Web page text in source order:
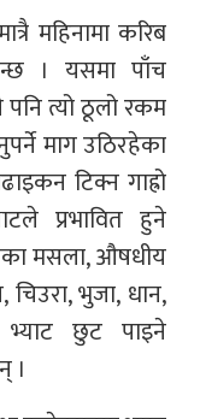
महिनामा करिब
। यसमा पाँच
पनि त्यो ठूलो रकम
माग उठिरहेका
टिक्न गाह्रो
प्रभावित हुने
मसला, औषधीय
भुजा, धान,
छुट पाइने
।